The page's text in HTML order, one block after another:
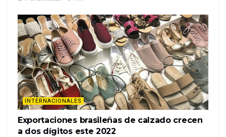
INTERNACIONALES
Exportaciones brasileñas de calzado crecen
a dos dígitos este 2022